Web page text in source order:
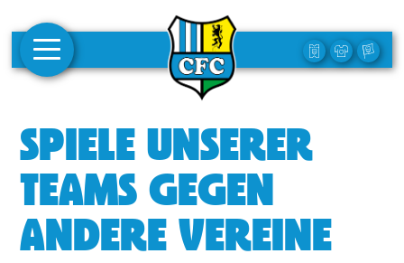
1. MANNSCHAFT
FRAUEN
CAMPUS
SPIELE UNSERER
TEAMS GEGEN
ANDERE VEREINE